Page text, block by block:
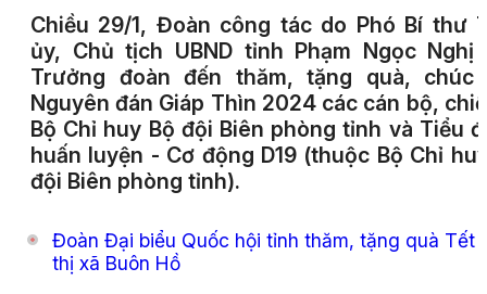
Chiều 29/1, Đoàn công tác do Phó Bí thư
ủy, Chủ tịch UBND tỉnh Phạm Ngọc Nghị
Trưởng đoàn đến thăm, tặng quà, chúc
Nguyên đán Giáp Thìn 2024 các cán bộ,
Bộ Chỉ huy Bộ đội Biên phòng tỉnh và Tiểu
huấn luyện - Cơ động D19 (thuộc Bộ Chỉ
đội Biên phòng tỉnh).
Đoàn Đại biểu Quốc hội tỉnh thăm, tặng quà Tết
thị xã Buôn Hồ